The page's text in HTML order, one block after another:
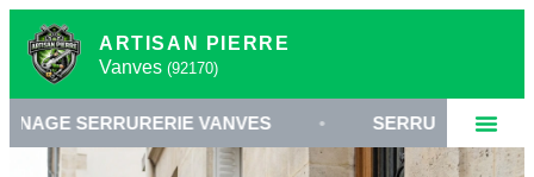
ARTISAN PIERRE
Vanves (92170)
VANVES • SERRURIER 92170 •